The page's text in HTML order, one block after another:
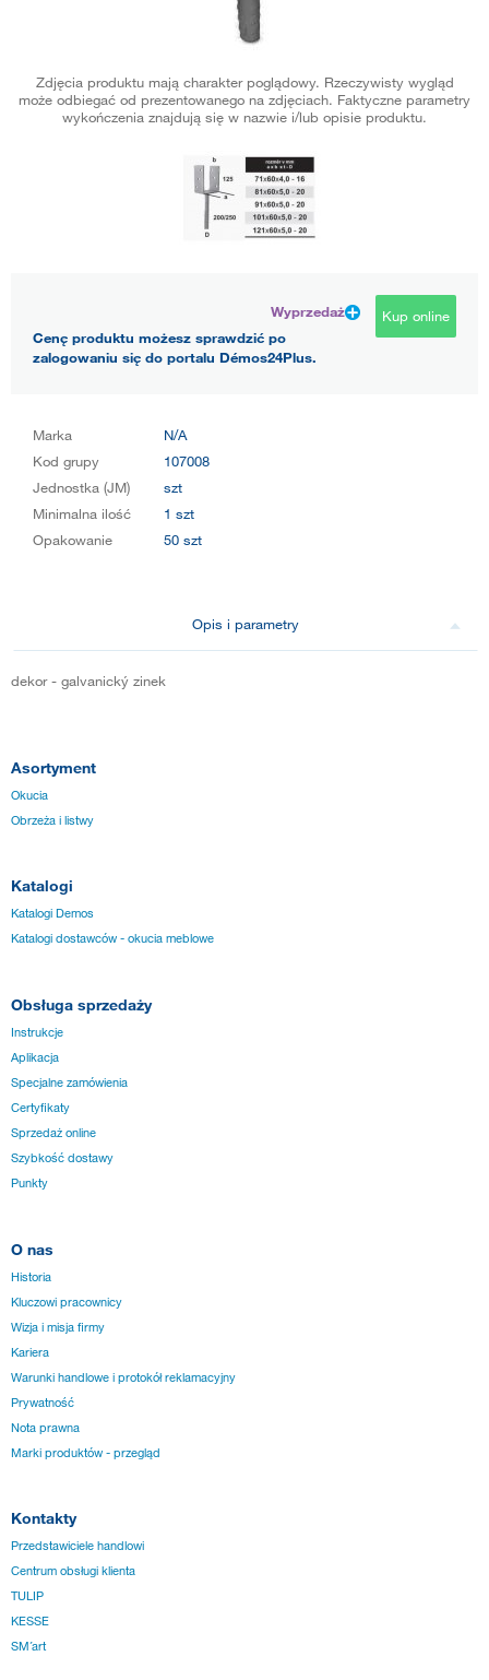
Zdjęcia produktu mają charakter poglądowy. Rzeczywisty wygląd
może odbiegać od prezentowanego na zdjęciach. Faktyczne parametry
wykończenia znajdują się w nazwie i/lub opisie produktu.
Wyprzedaż
Cenę produktu możesz sprawdzić po
zalogowaniu się do portalu Démos24Plus.
Kup online
Marka
N/A
Kod grupy
107008
Jednostka (JM)
szt
Minimalna ilość
1 szt
Opakowanie
50 szt
Opis i parametry
dekor - galvanický zinek
Asortyment
Okucia
Obrzeża i listwy
Katalogi
Katalogi Demos
Katalogi dostawców - okucia meblowe
Obsługa sprzedaży
Instrukcje
Aplikacja
Specjalne zamówienia
Certyfikaty
Sprzedaż online
Szybkość dostawy
Punkty
O nas
Historia
Kluczowi pracownicy
Wizja i misja firmy
Kariera
Warunki handlowe i protokół reklamacyjny
Prywatność
Nota prawna
Marki produktów - przegląd
Kontakty
Przedstawiciele handlowi
Centrum obsługi klienta
TULIP
KESSE
SM´art